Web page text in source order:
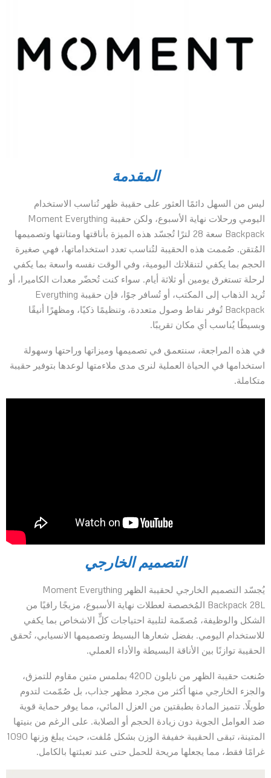
المقدمة
ليس من السهل دائمًا العثور على حقيبة ظهر تُناسب الاستخدام
اليومي ورحلات نهاية الأسبوع، ولكن حقيبة Moment Everything
Backpack سعة 28 لترًا تُجسّد هذه الميزة بأناقتها ومتانتها وتصميمها
المُتقن. صُممت هذه الحقيبة لتُناسب تعدد استخداماتها، فهي صغيرة
الحجم بما يكفي لتنقلاتك اليومية، وفي الوقت نفسه واسعة بما يكفي
لرحلة تستغرق يومين أو ثلاثة أيام. سواء كنت تُحضّر معدات الكاميرا، أو
تُريد الذهاب إلى المكتب، أو تُسافر جوًا، فإن حقيبة Everything
Backpack تُوفر نقاط وصول متعددة، وتنظيمًا ذكيًا، ومظهرًا أنيقًا
وبسيطًا يُناسب أي مكان تقريبًا.
في هذه المراجعة، سنتعمق في تصميمها وميزاتها وراحتها وسهولة
استخدامها في الحياة العملية لنرى مدى ملاءمتها لوعدها بتوفير حقيبة
متكاملة.
التصميم الخارجي
يُجسّد التصميم الخارجي لحقيبة الظهر Moment Everything
Backpack 28L المُخصصة لعطلات نهاية الأسبوع، مزيجًا راقيًا من
الشكل والوظيفة، مُصمّمة لتلبية احتياجات كلٍّ الاشخاص بما يكفي
للاستخدام اليومي. بفضل شعارها البسيط وتصميمها الانسيابي، تُحقق
الحقيبة توازنًا بين الأناقة البسيطة والأداء العملي.
صُنعت حقيبة الظهر من نايلون 420D بملمس متين مقاوم للتمزق،
والجزء الخارجي منها أكثر من مجرد مظهر جذاب، بل صُمّمت لتدوم
طويلًا. تتميز المادة بطبقتين من العزل المائي، مما يوفر حماية قوية
ضد العوامل الجوية دون زيادة الحجم أو الصلابة. على الرغم من بنيتها
المتينة، تبقى الحقيبة خفيفة الوزن بشكل مُلفت، حيث يبلغ وزنها 1090
غرامًا فقط، مما يجعلها مريحة للحمل حتى عند تعبئتها بالكامل.